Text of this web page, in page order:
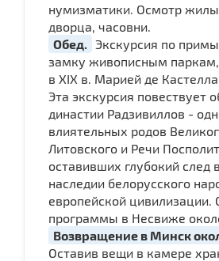
нумизматики. Осмотр
дворца, часовни.
Обед. Экскурсия по
замку живописным
в XIX в. Марией де
Эта экскурсия повествует
династии Радзивиллов -
влиятельных родов
Литовского и Речи
оставивших глубокий след
наследии белорусского
европейской цивилизации.
программы в Несвиже около
Возвращение в Минск
Оставив вещи в камере